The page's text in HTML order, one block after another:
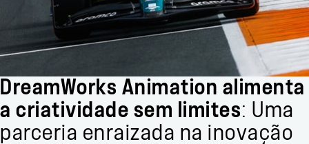
DreamWorks Animation alimenta
a criatividade sem limites: Uma
parceria enraizada na inovação